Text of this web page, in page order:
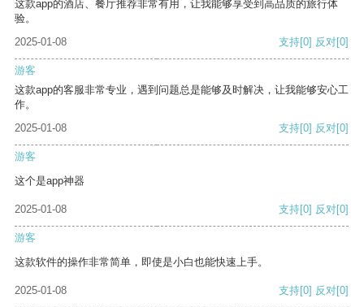
这款app的酒店、餐厅推荐非常有用，让我能够享受到高品质的旅行体
验。
2025-01-08
支持[0] 反对[0]
游客
这款app的客服非常专业，遇到问题总是能够及时解决，让我能够安心工
作。
2025-01-08
支持[0] 反对[0]
游客
这个是app神器
2025-01-08 支持[0] 反对[0]
游客
这款软件的操作非常简单，即使是小白也能快速上手。
2025-01-08 支持[0] 反对[0]